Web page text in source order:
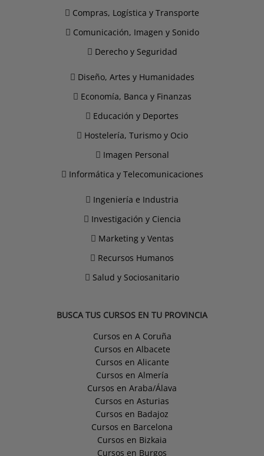
Compras, Logística y Transporte
Comunicación, Imagen y Sonido
Derecho y Seguridad
Diseño, Artes y Humanidades
Economía, Banca y Finanzas
Educación y Deportes
Hostelería, Turismo y Ocio
Imagen Personal
Informática y Telecomunicaciones
Ingeniería e Industria
Investigación y Ciencia
Marketing y Ventas
Recursos Humanos
Salud y Sociosanitario
BUSCA TUS CURSOS EN TU PROVINCIA
Cursos en A Coruña
Cursos en Albacete
Cursos en Alicante
Cursos en Almería
Cursos en Araba/Álava
Cursos en Asturias
Cursos en Badajoz
Cursos en Barcelona
Cursos en Bizkaia
Cursos en Burgos